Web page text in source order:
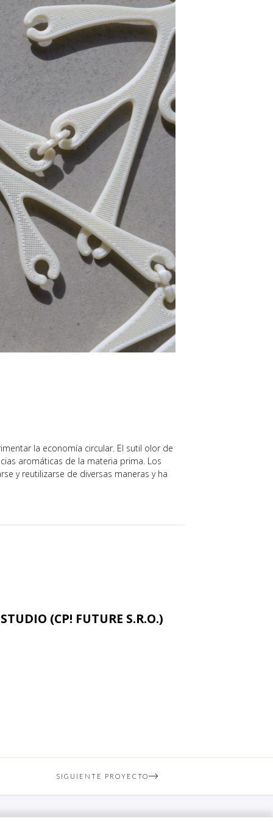
la economía circular. El sutil olor de
aromáticas de la materia prima. Los
y reutilizarse de diversas maneras y ha
(CP! FUTURE S.R.O.)
SIGUIENTE PROYECTO